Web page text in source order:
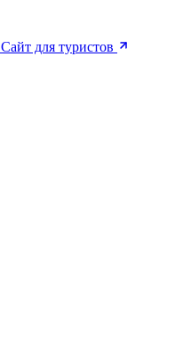
Сайт для туристов